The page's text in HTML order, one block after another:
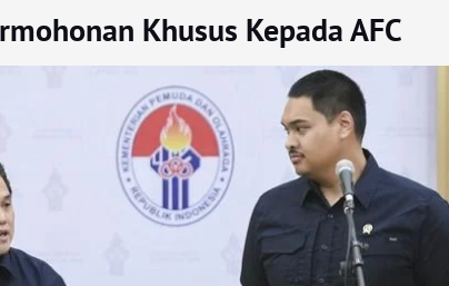
Khusus Kepada AFC